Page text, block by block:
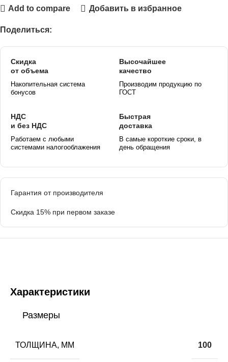
Add to compare Добавить в избранное
Поделиться:
Скидка
от объема
Накопительная система
бонусов
Высочайшее
качество
Производим продукцию по
ГОСТ
НДС
и без НДС
Работаем с любыми
системами налогооблажения
Быстрая
доставка
В самые короткие сроки, в
день обращения
Гарантия от производителя
Скидка 15% при первом заказе
Характеристики
Размеры
ТОЛЩИНА, ММ 100